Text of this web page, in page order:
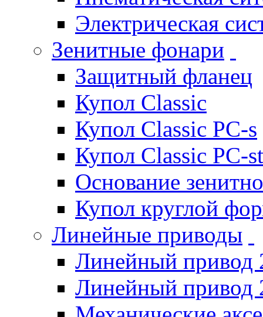
Электрическая
Зенитные фонари
Защитный фланец
Купол Classic
Купол Classic PC-s
Купол Classic PC-st
Основание
Купол круглой
Линейные приводы
Линейный привод
Линейный привод